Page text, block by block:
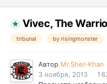
Vivec, The
tribunal by risingmonster
Автор Mr.Sher-Khan
3 ноября, 2013
1